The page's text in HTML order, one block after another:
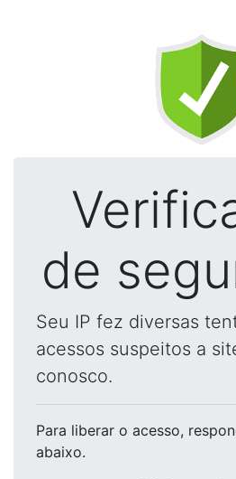
de
Seu IP fez diversas
acessos suspeitos a
conosco.
Para liberar o acesso,
abaixo.